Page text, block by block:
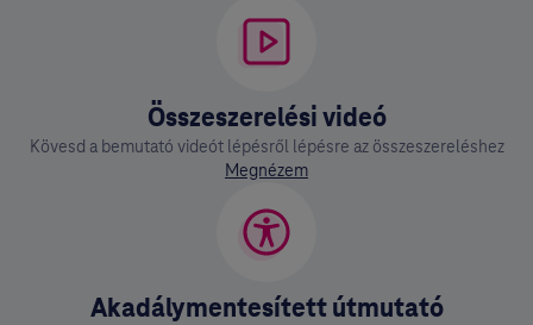
Összeszerelési videó
Kövesd a bemutató videót lépésről lépésre az összeszereléshez
Megnézem
Akadálymentesített útmutató